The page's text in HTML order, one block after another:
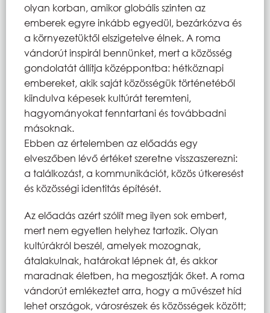
olyan korban, amikor globális szinten az
emberek egyre inkább egyedül, bezárkózva és
a környezetüktől elszigetelve élnek. A roma
vándorút inspirál bennünket, mert a közösség
gondolatát állítja középpontba: hétköznapi
embereket, akik saját közösségük történetéből
kiindulva képesek kultúrát teremteni,
hagyományokat fenntartani és továbbadni
másoknak.
Ebben az értelemben az előadás egy
elveszőben lévő értéket szeretne visszaszerezni:
a találkozást, a kommunikációt, közös útkeresést
és közösségi identitás építését.
Az előadás azért szólít meg ilyen sok embert,
mert nem egyetlen helyhez tartozik. Olyan
kultúrákról beszél, amelyek mozognak,
átalakulnak, határokat lépnek át, és akkor
maradnak életben, ha megosztják őket. A roma
vándorút emlékeztet arra, hogy a művészet híd
lehet országok, városrészek és közösségek között;